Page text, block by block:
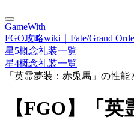
GameWith
FGO攻略wiki｜Fate/Grand
星5概念礼装一覧
星4概念礼装一覧
「英霊夢装：赤兎馬」の性能
【FGO】「